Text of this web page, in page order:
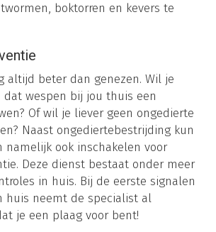
boktorren en kevers te
altijd beter dan genezen. Wil je
dat wespen bij jou thuis een
Of wil je liever geen ongedierte
Naast ongediertebestrijding kun
namelijk ook inschakelen voor
Deze dienst bestaat onder meer
in huis. Bij de eerste signalen
huis neemt de specialist al
je een plaag voor bent!